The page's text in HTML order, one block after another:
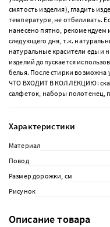
смятость изделия), гладить
температуре, не отбеливать.
нанесено пятно, рекомендуем
следующего дня, т.к.
натуральные красители еды и
изделий допускается
белья. После стирки возможна
ЧТО ВХОДИТ В КОЛЛЕКЦИЮ:
салфеток, наборы полотенец,
Характеристики
Материал
Повод
Размер дорожки, см
Рисунок
Описание товара